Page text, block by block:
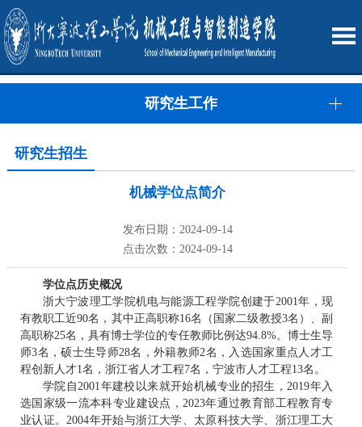
研究生工作
研究生招生
机械学位点简介
发布日期：2024-09-14
点击次数：2024-09-14
学位点历史概况
浙大宁波理工学院机电与能源工程学院创建于2001年，现
有教职工近90名，其中正高职称16名（国家二级教授3名）、副
高职称25名，具有博士学位的专任教师比例达94.8%。博士生导
师3名，硕士生导师28名，外籍教师2名，入选国家重点人才工
程创新人才1名，浙江省人才工程7名，宁波市人才工程13名。
学院自2001年建校以来就开始机械专业的招生，2019年入
选国家级一流本科专业建设点，2023年通过教育部工程教育专
业认证。2004年开始与浙江大学、太原科技大学、浙江理工大